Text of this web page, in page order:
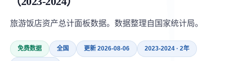
旅游饭店资产总计面板数据。数据整理自国家统计局。
免费数据 全国 更新 2026-08-06 2023-2024 · 2年